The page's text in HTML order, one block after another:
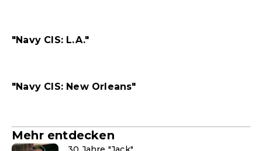
"Navy CIS: L.A."
"Navy CIS: New Orleans"
Mehr entdecken